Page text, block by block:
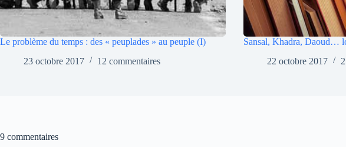
Le problème du temps : des « peuplades » au peuple (I)
23 octobre 2017
12 commentaires
Sansal, Khadra, Daoud…
22 octobre 2017
9 commentaires